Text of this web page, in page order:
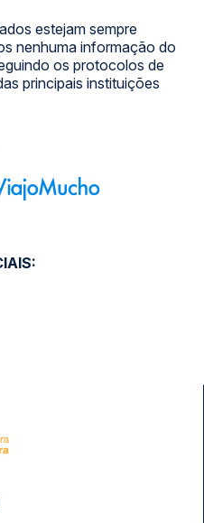
estejam sempre
nenhuma informação do
os protocolos de
principais instituições